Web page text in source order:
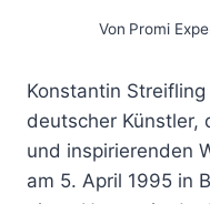
Von Promi
Konstantin
deutscher Künstler,
und inspirierenden
am 5. April 1995 in